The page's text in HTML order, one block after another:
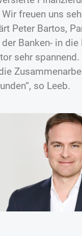
freuen uns
Peter Bartos,
Banken- in
sehr
so Leeb.